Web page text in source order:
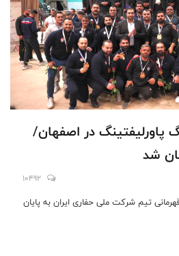
پاورلیفتینگ در اصفهان/
شد
10492
تیم شرکت ملی حفاری ایران به پایان